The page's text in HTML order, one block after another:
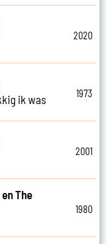
2020
ik was
1973
2001
The
1980